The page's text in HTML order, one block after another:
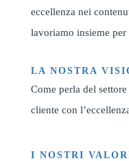
eccellenza nei
lavoriamo insieme
LA NOSTRA
Come perla del
cliente con
I NOSTRI